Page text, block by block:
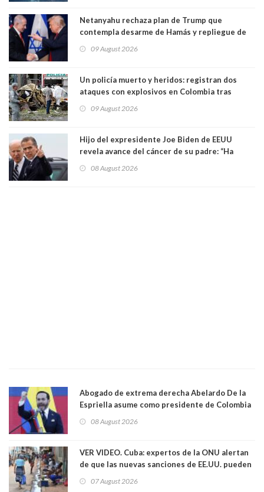
Netanyahu rechaza plan de Trump que
contempla desarme de Hamás y repliegue de
09 August 2026
Un policía muerto y heridos: registran dos
ataques con explosivos en Colombia tras
09 August 2026
Hijo del expresidente Joe Biden de EEUU
revela avance del cáncer de su padre: “Ha
08 August 2026
Abogado de extrema derecha Abelardo De la
Espriella asume como presidente de Colombia
08 August 2026
VER VIDEO. Cuba: expertos de la ONU alertan
de que las nuevas sanciones de EE.UU. pueden
07 August 2026